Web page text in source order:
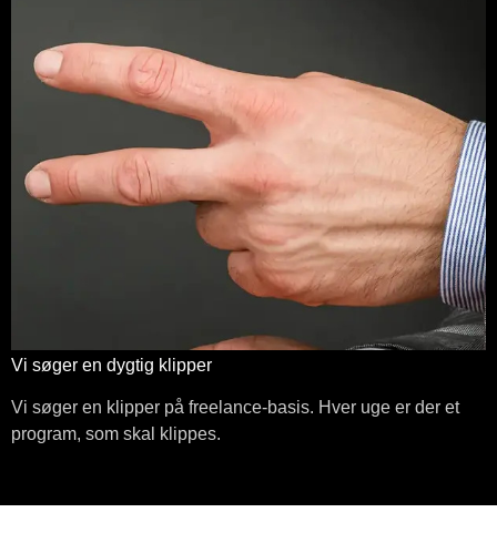
Vi søger en dygtig klipper
Vi søger en klipper på freelance-basis. Hver uge er der et
program, som skal klippes.